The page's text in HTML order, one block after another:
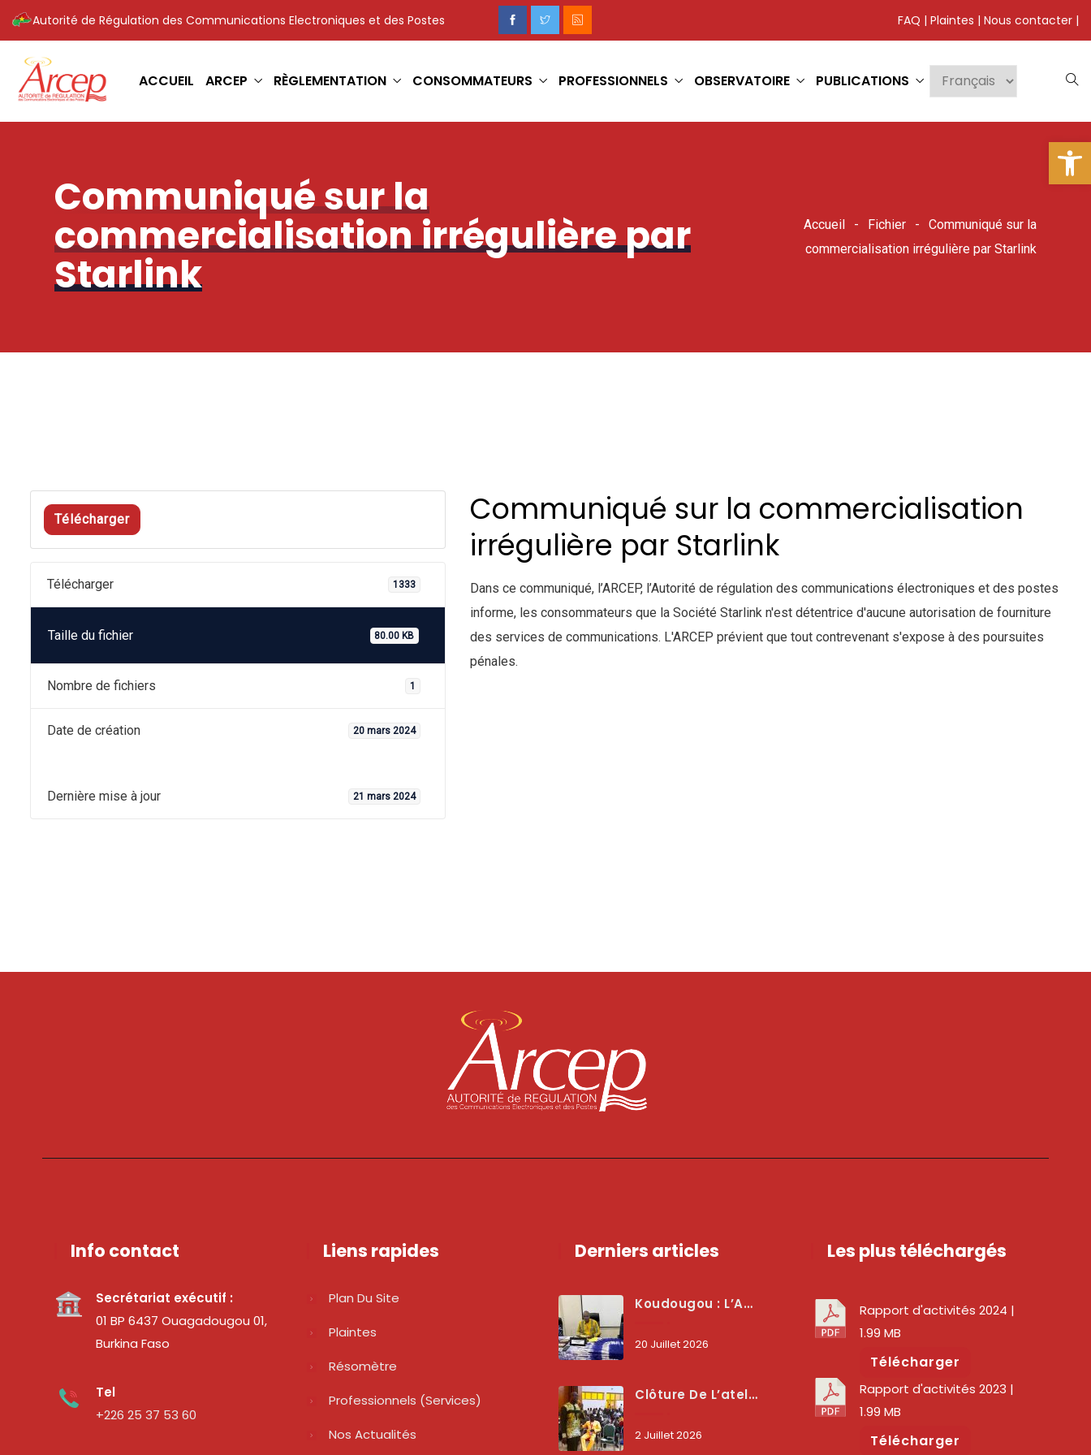
Autorité de Régulation des Communications Electroniques et des Postes FAQ | Plaintes | Nous contacter |
ACCUEIL ARCEP RÈGLEMENTATION CONSOMMATEURS PROFESSIONNELS OBSERVATOIRE PUBLICATIONS
Communiqué sur la
commercialisation irrégulière par
Starlink
Accueil Fichier
Communiqué sur la
commercialisation irrégulière par Starlink
Télécharger
Télécharger 1333
Taille du fichier 80.00 KB
Nombre de fichiers 1
Date de création 20 mars 2024
Dernière mise à jour 21 mars 2024
Communiqué sur la commercialisation
irrégulière par Starlink
Dans ce communiqué, l’ARCEP, l’Autorité de régulation des communications électroniques et des postes
informe, les consommateurs que la Société Starlink n'est détentrice d'aucune autorisation de fourniture
des services de communications. L'ARCEP prévient que tout contrevenant s'expose à des poursuites
pénales.
Info contact
Secrétariat exécutif :
01 BP 6437 Ouagadougou 01,
Burkina Faso
Tel
+226 25 37 53 60
Liens rapides
Plan Du Site
Plaintes
Résomètre
Professionnels (services)
Nos Actualités
Derniers articles
Koudougou : L’ARCEP Renforce Le Dialogue Avec Les Associations De Consommateurs Pour Mieux Protéger Les Usagers
20 Juillet 2026
Clôture De L’atelier National : L’ARCEP Et Les Collectivités Territoriales Consolident Leur Partenariat Pour Booster La Qualité Des Services Numériques
2 Juillet 2026
Les plus téléchargés
Rapport d'activités 2024 |
1.99 MB
Télécharger
Rapport d'activités 2023 |
1.99 MB
Télécharger